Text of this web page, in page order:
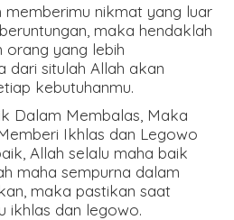
memberimu nikmat yang luar
maka hendaklah
orang yang lebih
dari situlah Allah akan
kebutuhanmu.
Dalam Membalas, Maka
Ikhlas dan Legowo
Allah selalu maha baik
maha sempurna dalam
maka pastikan saat
ikhlas dan legowo.